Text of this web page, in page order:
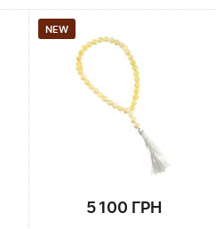
NEW
5 100 ГРН